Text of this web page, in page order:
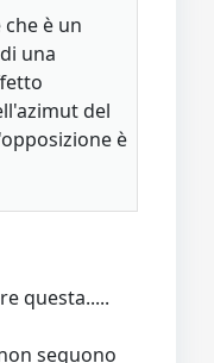
è un
una
del
è
questa.....
seguono